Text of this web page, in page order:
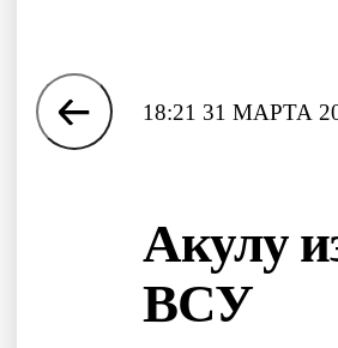
18:21 31 МАРТА
Акулу
ВСУ